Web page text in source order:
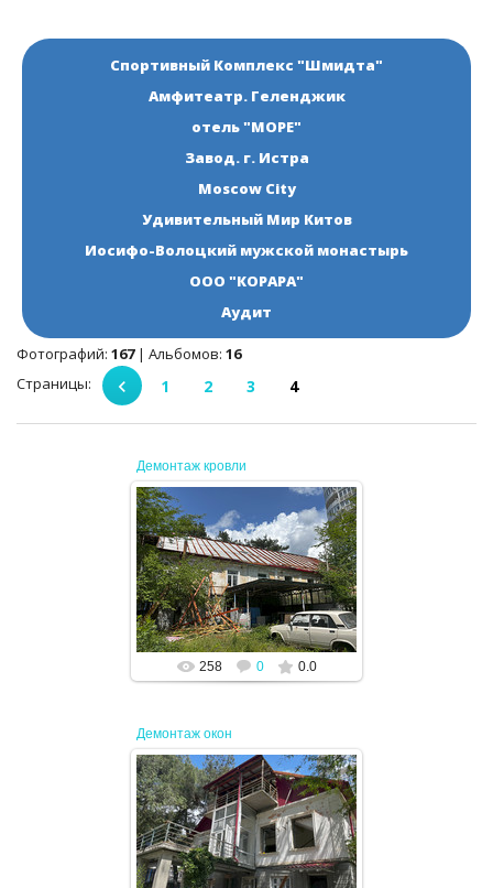
СТРОИТЕЛЬНЫЙ КОНТРОЛЬ
ЭКСПЛУАТАЦИЯ
НОРМАТИВНЫЕ ДОКУМЕНТЫ
О НАС
ПРЕССА
РЕЕСТРЫ
Спортивный Комплекс "Шмидта"
Амфитеатр. Геленджик
отель "МОРЕ"
Завод. г. Истра
Moscow City
Удивительный Мир Китов
Иосифо-Волоцкий мужской монастырь
ООО "КОРАРА"
Аудит
Фотографий: 167| Альбомов: 16
Страницы: 1 2 3 4
Демонтаж кровли
14.05.2024
JENEK
258 0 0.0
Демонтаж окон
14.05.2024
JENEK